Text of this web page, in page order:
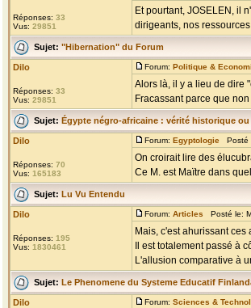
Réponses: 33
Vus: 29851
Et pourtant, JOSELEN, il
dirigeants, nos
Sujet: "Hibernation" du Forum
Dilo
Réponses: 33
Vus: 29851
Forum: Politique &
Alors là, il y a lieu de dire
Fracassant parce que
Sujet: Égypte négro-africaine : vérité historique
Dilo
Réponses: 70
Vus: 165183
Forum: Egyptologie Posté
On croirait lire des
Ce M. est Maïtre dans
Sujet: Lu Vu Entendu
Dilo
Réponses: 195
Vus: 1830461
Forum: Articles Posté le:
Mais, c'est ahurissant
Il est totalement passé à
L'allusion comparative à
Sujet: Le Phenomene du Systeme Educatif
Dilo Forum: Sciences &